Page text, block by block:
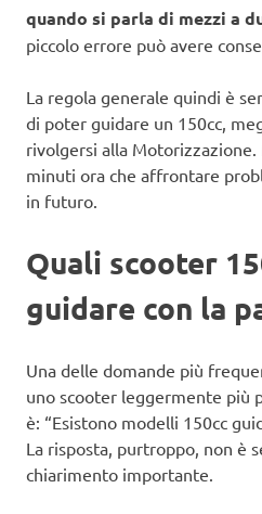
quando si parla di mezzi a
piccolo errore può avere
La regola generale quindi è
di poter guidare un 150cc,
rivolgersi alla
minuti ora che affrontare
in futuro.
Quali scooter
guidare con la
Una delle domande più
uno scooter leggermente più
è: “Esistono modelli 150cc
La risposta, purtroppo, non è
chiarimento importante.